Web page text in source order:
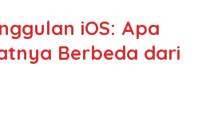
iOS: Apa
Berbeda dari